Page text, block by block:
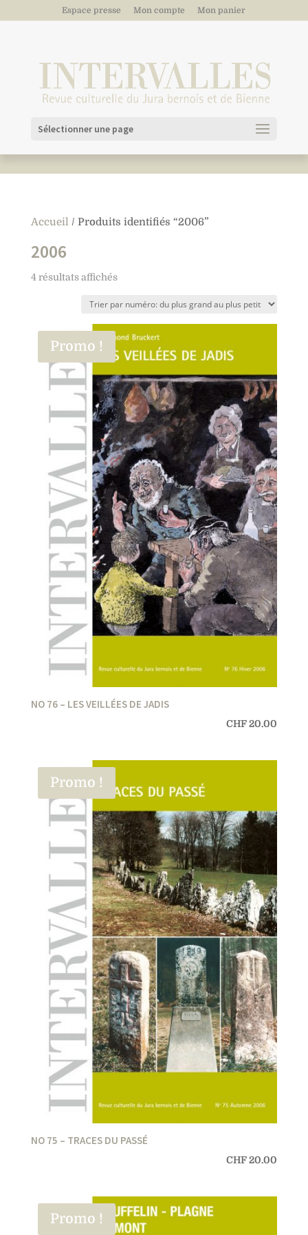
Espace presse Mon compte Mon panier
Sélectionner une page
Accueil/ Produits identifiés “2006”
2006
4 résultats affichés
Promo !
NO 76 – LES VEILLÉES DE JADIS
CHF20.00
Promo !
NO 75 – TRACES DU PASSÉ
CHF20.00
Promo !